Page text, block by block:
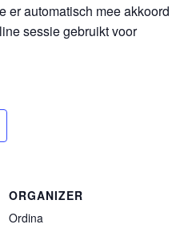
er automatisch mee akkoord
sessie gebruikt voor
ORGANIZER
Ordina